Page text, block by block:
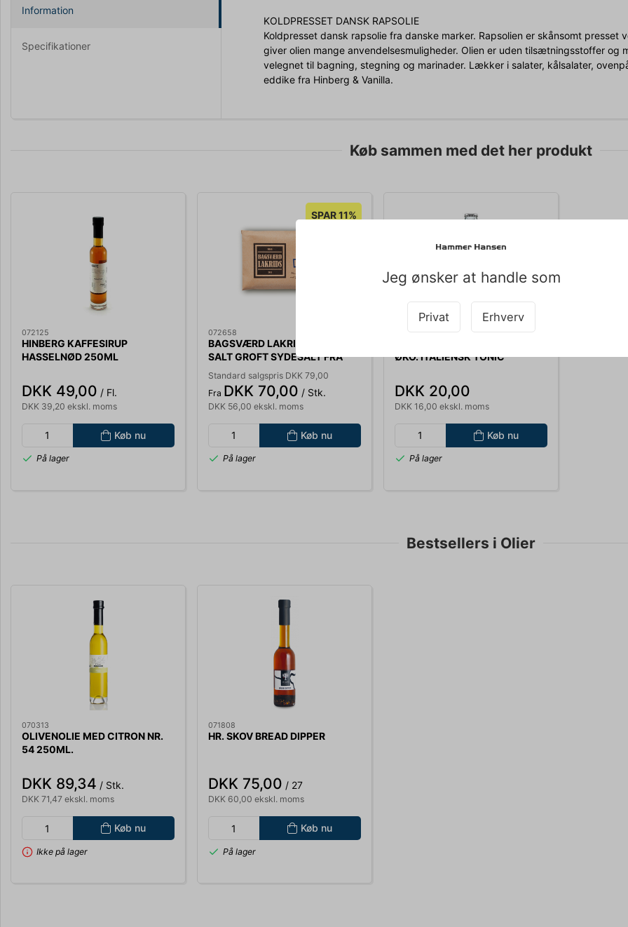
Jeg ønsker at handle som
Privat Erhverv
Information
Specifikationer
KOLDPRESSET DANSK RAPSOLIE
Koldpresset dansk rapsolie fra danske marker. Rapsolien er skånsomt
giver olien mange anvendelsesmuligheder. Olien er uden tilsætningsstoffer
velegnet til bagning, stegning og marinader. Lækker i salater, kålsalater,
eddike fra Hinberg & Vanilla.
Køb sammen med det her produkt
072125
HINBERG KAFFESIRUP
HASSELNØD 250ML
DKK 49,00 / Fl.
DKK 39,20 ekskl. moms
Køb nu
På lager
SPAR 11%
072658
BAGSVÆRD LAKRIDS 160GR.
SALT GROFT SYDESALT FRA
LÆSØ GLUTENFRI
Standard salgspris DKK 79,00
Fra DKK 70,00 / Stk.
DKK 56,00 ekskl. moms
Køb nu
På lager
072887
ØKO. ITALIENSK TONIC
DKK 20,00
DKK 16,00 ekskl. moms
Køb nu
På lager
Bestsellers i Olier
070313
OLIVENOLIE MED CITRON NR.
54 250ML.
DKK 89,34 / Stk.
DKK 71,47 ekskl. moms
Køb nu
Ikke på lager
071808
HR. SKOV BREAD DIPPER
DKK 75,00 / 27
DKK 60,00 ekskl. moms
Køb nu
På lager